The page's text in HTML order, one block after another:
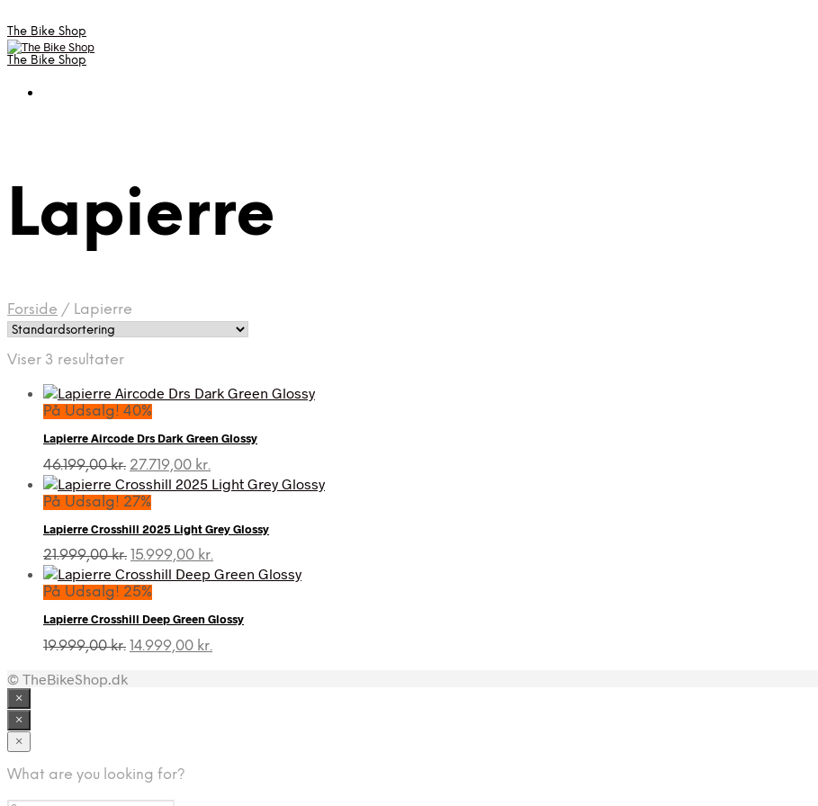
The Bike Shop
The Bike Shop
Lapierre
Forside / Lapierre
Viser 3 resultater
På Udsalg! 40%
Lapierre Aircode Drs Dark Green Glossy
46.199,00kr. Den
oprindelige
pris
46.199,00 kr..
27.719,00 kr.
aktuelle
27.719,00 kr..
På Udsalg! 27%
Lapierre Crosshill 2025 Light Grey Glossy
21.999,00kr. Den
oprindelige
pris
21.999,00 kr..
15.999,00 kr.
aktuelle
15.999,00 kr..
På Udsalg! 25%
Lapierre Crosshill Deep Green Glossy
19.999,00kr. Den
14.999,00 kr.
© TheBikeShop.dk
×
×
×
What are you looking for?